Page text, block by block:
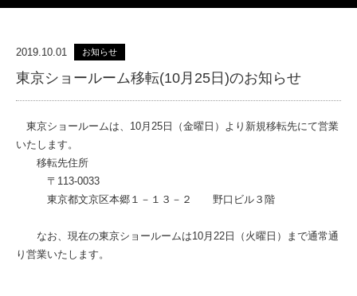
2019.10.01 お知らせ
東京ショールーム移転(10月25日)のお知らせ
東京ショールームは、 10月 25 日（金曜日）より新規移転先にて営業
いたします。
移転先住所
〒 113-0033
東京都文京区本郷１－１３－２ 野口ビル３階
なお、現在の東京ショールームは10月22日（火曜日）まで通常通
り営業いたします。